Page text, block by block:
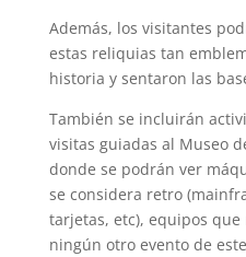
Además, los visitantes
estas reliquias tan
historia y sentaron las
También se incluirán
visitas guiadas al Museo
donde se podrán ver
se considera retro
tarjetas, etc), equipos
ningún otro evento de